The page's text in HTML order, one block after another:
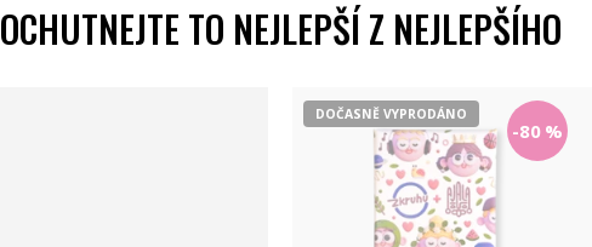
OCHUTNEJTE TO NEJLEPŠÍ Z NEJLEPŠÍHO
-80 %
DOČASNĚ VYPRODÁNO